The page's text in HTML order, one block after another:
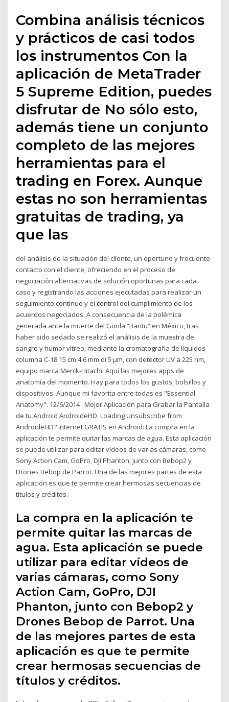
Combina análisis técnicos
y prácticos de casi todos
los instrumentos Con la
aplicación de MetaTrader
5 Supreme Edition, puedes
disfrutar de No sólo esto,
además tiene un conjunto
completo de las mejores
herramientas para el
trading en Forex. Aunque
estas no son herramientas
gratuitas de trading, ya
que las
del análisis de la situación del cliente, un oportuno y frecuente
contacto con el cliente, ofreciendo en el proceso de
negociación alternativas de solución oportunas para cada
caso y registrando las acciones ejecutadas para realizar un
seguimiento continuo y el control del cumplimiento de los
acuerdos negociados. A consecuencia de la polémica
generada ante la muerte del Gorila “Bantu” en México, tras
haber sido sedado se realizó el análisis de la muestra de
sangre y humor vítreo, mediante la cromatografía de líquidos
columna C-18 15 cm 4.6 mm di 5 µm, con detector UV a 225 nm,
equipo marca Merck-Hitachi. Aquí las mejores apps de
anatomía del momento. Hay para todos los gustos, bolsillos y
dispositivos. Aunque mi favorita entre todas es "Essential
Anatomy". 12/6/2014 · Mejor Aplicación para Grabar la Pantalla
de tu Android AndroideHD. Loading Unsubscribe from
AndroideHD? Internet GRATIS en Android: La compra en la
aplicación te permite quitar las marcas de agua. Esta aplicación
se puede utilizar para editar vídeos de varias cámaras, como
Sony Action Cam, GoPro, DJI Phanton, junto con Bebop2 y
Drones Bebop de Parrot. Una de las mejores partes de esta
aplicación es que te permite crear hermosas secuencias de
títulos y créditos.
La compra en la aplicación te
permite quitar las marcas de
agua. Esta aplicación se puede
utilizar para editar vídeos de
varias cámaras, como Sony
Action Cam, GoPro, DJI
Phanton, junto con Bebop2 y
Drones Bebop de Parrot. Una
de las mejores partes de esta
aplicación es que te permite
crear hermosas secuencias de
títulos y créditos.